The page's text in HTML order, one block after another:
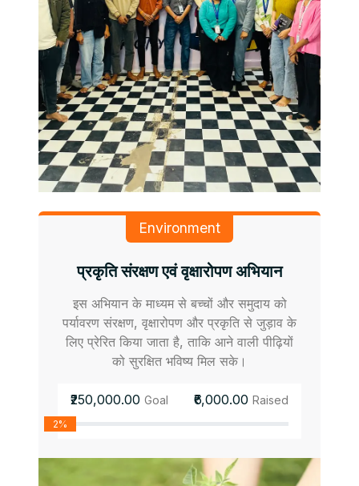
Environment
प्रकृति संरक्षण एवं वृक्षारोपण अभियान
इस अभियान के माध्यम से बच्चों और समुदाय को
पर्यावरण संरक्षण, वृक्षारोपण और प्रकृति से जुड़ाव के
लिए प्रेरित किया जाता है, ताकि आने वाली पीढ़ियों
को सुरक्षित भविष्य मिल सके।
₹250,000.00 Goal ₹6,000.00 Raised
2%